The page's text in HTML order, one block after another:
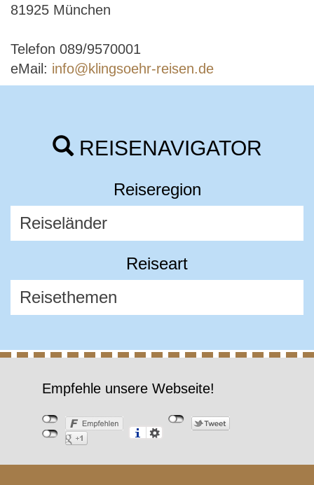
81925 München
Telefon 089/9570001
eMail: info@klingsoehr-reisen.de
REISENAVIGATOR
Reiseregion
Reiseart
Empfehle unsere Webseite!